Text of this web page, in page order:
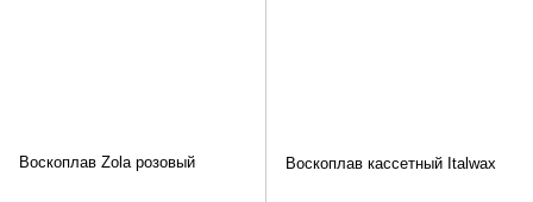
Воскоплав Zola розовый Воскоплав кассетный Italwax